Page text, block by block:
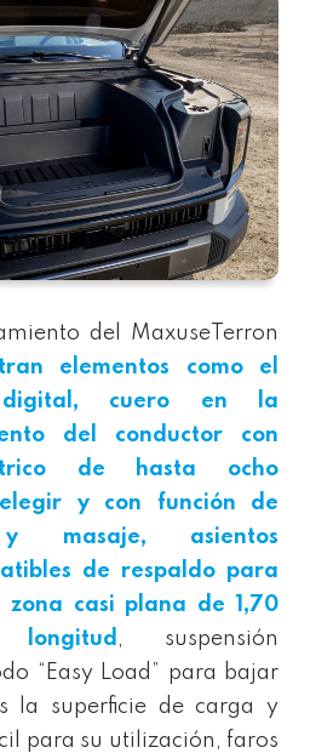
del MaxuseTerron
elementos como el
digital, cuero en la
del conductor con
de hasta ocho
y con función de
y masaje, asientos
de respaldo para
zona casi plana de 1,70
, suspensión
“Easy Load” para bajar
la superficie de carga y
para su utilización, faros